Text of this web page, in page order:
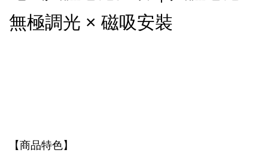
無極調光 × 磁吸安裝
【商品特色】